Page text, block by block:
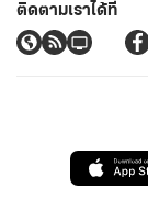
ติดตามเราได้ที่